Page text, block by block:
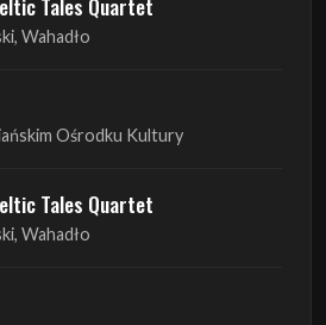
Ośrodku Kultury
Tales Quartet
Wahadło